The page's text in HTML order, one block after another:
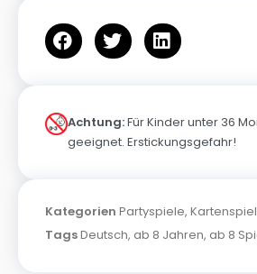
Achtung:Für Kinder unter 36
geeignet. Erstickungsgefahr!
Kategorien Partyspiele,
TagsDeutsch, ab 8 Jahren, ab 8